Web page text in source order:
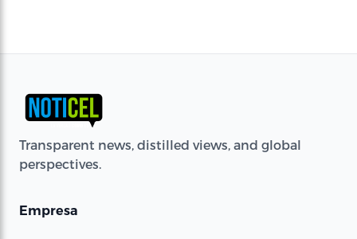
Transparent news, distilled views, and global
perspectives.
Empresa